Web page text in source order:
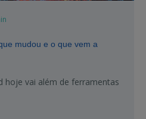
mudou e o que vem a
hoje vai além de ferramentas